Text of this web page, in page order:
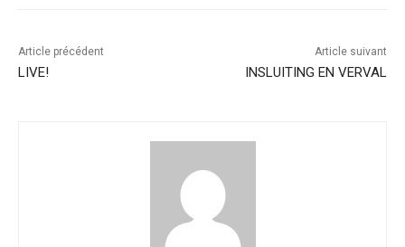
Article précédent
LIVE!
Article suivant
INSLUITING EN VERVAL